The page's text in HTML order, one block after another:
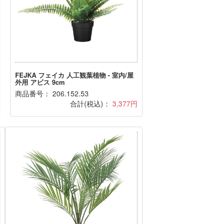
FEJKA フェイカ 人工観葉植物 - 室内/屋
外用 アビス 9cm
商品番号： 206.152.53
合計(税込)： 3,377円